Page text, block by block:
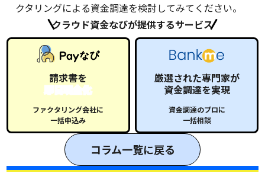
クタリングによる資金調達を検討してみてください。
クラウド資金なびが提供するサービス
請求書を
即日現金化
ファクタリング会社に
一括申込み
厳選された専門家が
資金調達を実現
資金調達のプロに
一括相談
コラム一覧に戻る